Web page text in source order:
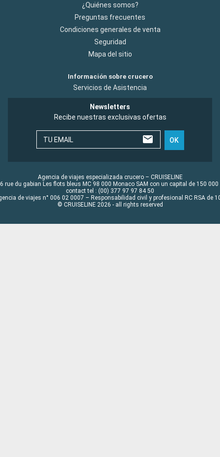
¿Quiénes somos?
Preguntas frecuentes
Condiciones generales de venta
Seguridad
Mapa del sitio
Información sobre crucero
Servicios de Asistencia
Newsletters
Recibe nuestras exclusivas ofertas
TU EMAIL OK
Agencia de viajes especializada crucero – CRUISELINE
rue du gabian Les flots bleus MC 98 000 Monaco SAM con un capital de 150 000
contact tel : (00) 377 97 97 84 50
de viajes n° 006 02 0007 – Responsabilidad civil y profesional RC RSA de
© CRUISELINE 2026 - all rights reserved